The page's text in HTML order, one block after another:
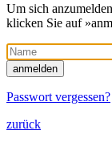
Um sich
klicken Sie auf
Name
anmelden
Passwort vergessen?
zurück